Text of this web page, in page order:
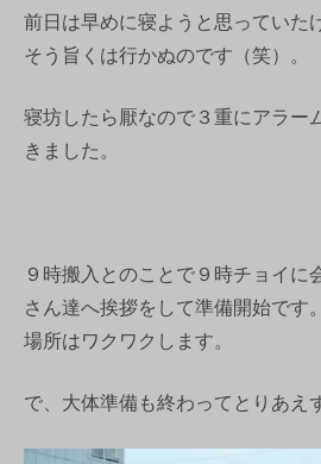
前日は早めに寝ようと思っていた
そう旨くは行かぬのです（笑）。
寝坊したら厭なので３重にアラー
きました。
９時搬入とのことで９時チョイに
さん達へ挨拶をして準備開始です
場所はワクワクします。
で、大体準備も終わってとりあえ